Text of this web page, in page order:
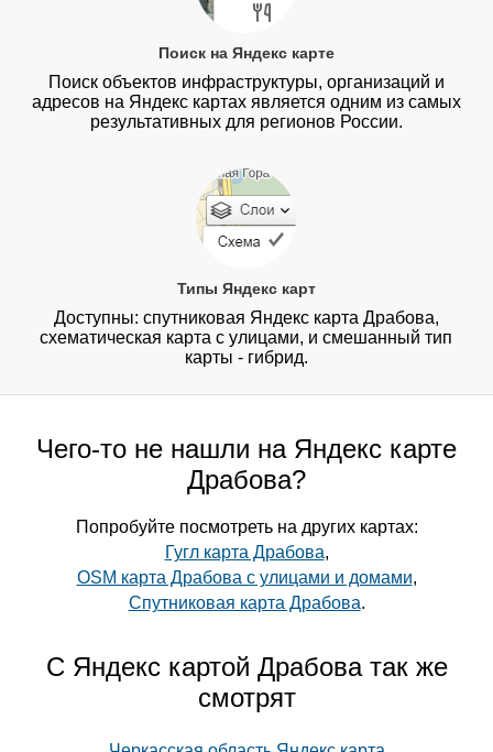
Поиск на Яндекс карте
Поиск объектов инфраструктуры, организаций и
адресов на Яндекс картах является одним из самых
результативных для регионов России.
Типы Яндекс карт
Доступны: спутниковая Яндекс карта Драбова,
схематическая карта с улицами, и смешанный тип
карты - гибрид.
Чего-то не нашли на Яндекс карте
Драбова?
Попробуйте посмотреть на других картах:
Гугл карта Драбова,
OSM карта Драбова с улицами и домами,
Спутниковая карта Драбова.
С Яндекс картой Драбова так же
смотрят